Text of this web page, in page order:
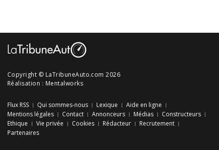
Copyright © LaTribuneAuto.com 2026
Réalisation : Mentalworks
Flux RSS Qui sommes-nous Lexique
Aide en ligne
Mentions légales
Contact Annonceurs Médias
Constructeurs
Ethique
Vie privée Cookies Rédacteur
Recrutement
Partenaires